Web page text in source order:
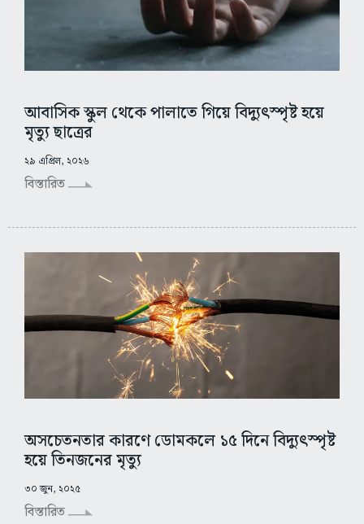
আবাসিক স্কুল থেকে পালাতে গিয়ে বিদ্যুৎস্পৃষ্ট হয়ে
মৃত্যু ছাত্রের
২৯ এপ্রিল, ২০২৬
বিস্তারিত
অসচেতনতার কারণে ডোমকলে ১৫ দিনে বিদ্যুৎস্পৃষ্ট
হয়ে তিনজনের মৃত্যু
৩০ জুন, ২০২৫
বিস্তারিত